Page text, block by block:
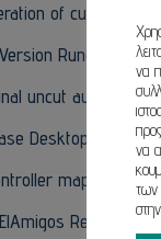
of custom
Rune
uncut audio and
Desktop Terabox
mapping fix
Release
να
να
των